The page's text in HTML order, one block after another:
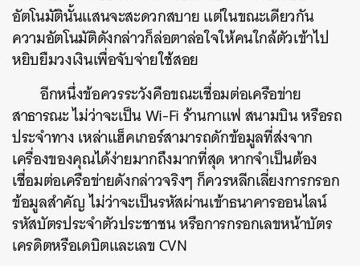
อัตโนมัตินั้นแสนจะสะดวกสบาย แต่ในขณะเดียวกัน
ความอัตโนมัติดังกล่าวก็ล่อตาล่อใจให้คนใกล้ตัวเข้าไป
หยิบยืมวงเงินเพื่อจับจ่ายใช้สอย
อีกหนึ่งข้อควรระวังคือขณะเชื่อมต่อเครือข่าย
สาธารณะ ไม่ว่าจะเป็น Wi-Fi ร้านกาแฟ สนามบิน หรือรถ
ประจำทาง เหล่าแฮ็คเกอร์สามารถดักข้อมูลที่ส่งจาก
เครื่องของคุณได้ง่ายมากถึงมากที่สุด หากจำเป็นต้อง
เชื่อมต่อเครือข่ายดังกล่าวจริงๆ ก็ควรหลีกเลี่ยงการกรอก
ข้อมูลสำคัญ ไม่ว่าจะเป็นรหัสผ่านเข้าธนาคารออนไลน์
รหัสบัตรประจำตัวประชาชน หรือการกรอกเลขหน้าบัตร
เครดิตหรือเดบิตและเลข CVN